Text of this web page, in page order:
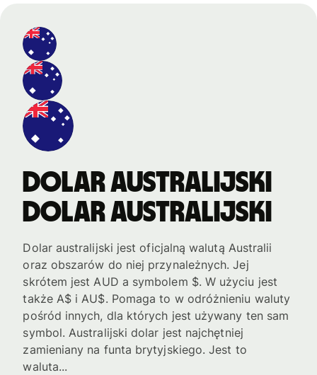
Dolar australijski
Dolar australijski
Dolar australijski jest oficjalną walutą Australii
oraz obszarów do niej przynależnych. Jej
skrótem jest AUD a symbolem $. W użyciu jest
także A$ i AU$. Pomaga to w odróżnieniu waluty
pośród innych, dla których jest używany ten sam
symbol. Australijski dolar jest najchętniej
zamieniany na funta brytyjskiego. Jest to
waluta...